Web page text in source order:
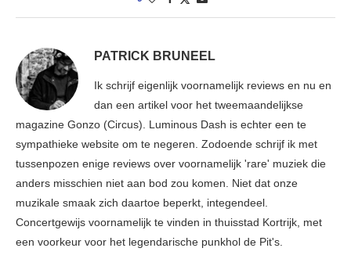
PATRICK BRUNEEL
Ik schrijf eigenlijk voornamelijk reviews en nu en
dan een artikel voor het tweemaandelijkse
magazine Gonzo (Circus). Luminous Dash is echter een te
sympathieke website om te negeren. Zodoende schrijf ik met
tussenpozen enige reviews over voornamelijk 'rare' muziek die
anders misschien niet aan bod zou komen. Niet dat onze
muzikale smaak zich daartoe beperkt, integendeel.
Concertgewijs voornamelijk te vinden in thuisstad Kortrijk, met
een voorkeur voor het legendarische punkhol de Pit's.